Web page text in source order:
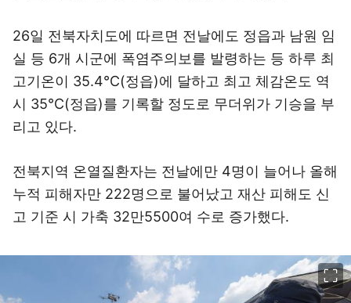
26일 전북자치도에 따르면 전날에도 정읍과 남원 임
실 등 6개 시군에 폭염주의보를 발령하는 등 하루 최
고기온이 35.4℃(정읍)에 달하고 최고 체감온도 역
시 35℃(정읍)를 기록할 정도로 무더위가 기승을 부
리고 있다.
전북지역 온열질환자는 전날에만 4명이 늘어나 올해
누적 피해자만 222명으로 불어났고 재산 피해도 신
고 기준 시 가축 32만5500여 수로 증가했다.